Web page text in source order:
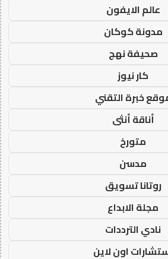
عالم الايفون
مدونة كوكان
صحيفة نهج
كار نيوز
خبرة التقني
أناقة أنثى
متورخ
مدسن
روتانا تسويق
مجلة الابداع
نادي الترددات
اون لاين